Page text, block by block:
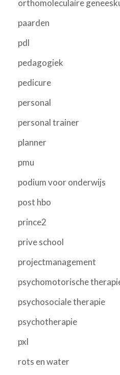
orthomoleculaire
paarden
pdl
pedagogiek
pedicure
personal
personal trainer
planner
pmu
podium voor onderwijs
post hbo
prince2
prive school
projectmanagement
psychomotorische
psychosociale therapie
psychotherapie
pxl
rots en water